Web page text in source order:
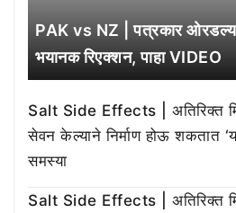
PAK vs NZ | पत्रकार
भयानक रिएक्शन, पाहा VIDEO
Salt Side Effects | अतिरिक्त
सेवन केल्याने निर्माण होऊ शकतात
समस्या
Salt Side Effects | अतिरिक्त